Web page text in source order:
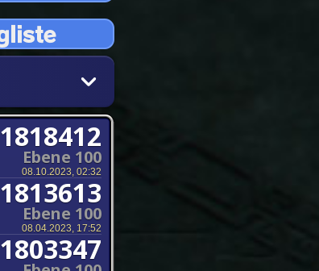
1818412
Ebene 100
08.10.2023, 02:32
1813613
Ebene 100
08.04.2023, 17:52
1803347